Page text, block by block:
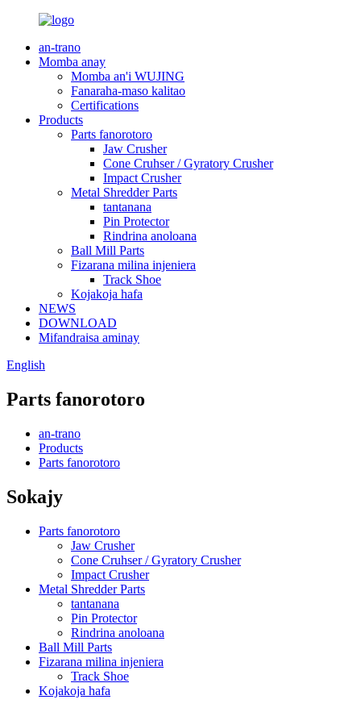
an-trano
Momba anay
Momba an'i WUJING
Fanaraha-maso kalitao
Certifications
Products
Parts fanorotoro
Jaw Crusher
Cone Cruhser / Gyratory Crusher
Impact Crusher
Metal Shredder Parts
tantanana
Pin Protector
Rindrina anoloana
Ball Mill Parts
Fizarana milina injeniera
Track Shoe
Kojakoja hafa
NEWS
DOWNLOAD
Mifandraisa aminay
English
Parts fanorotoro
an-trano
Products
Parts fanorotoro
Sokajy
Parts fanorotoro
Jaw Crusher
Cone Cruhser / Gyratory Crusher
Impact Crusher
Metal Shredder Parts
tantanana
Pin Protector
Rindrina anoloana
Ball Mill Parts
Fizarana milina injeniera
Track Shoe
Kojakoja hafa